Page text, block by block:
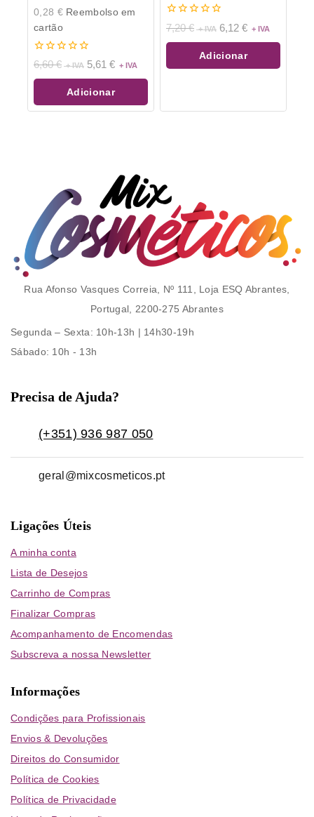
0,28 €Reembolso em
cartão
0
de
5
6,60€ 5,61 €
Adicionar
0
de
5
7,20€ 6,12 €
Adicionar
Rua Afonso Vasques Correia, Nº 111, Loja ESQ Abrantes,
Portugal, 2200-275 Abrantes
Segunda – Sexta: 10h-13h | 14h30-19h
Sábado: 10h - 13h
Precisa de Ajuda?
(+351) 936 987 050
geral@mixcosmeticos.pt
Ligações Úteis
A minha conta
Lista de Desejos
Carrinho de Compras
Finalizar Compras
Acompanhamento de Encomendas
Subscreva a nossa Newsletter
Informações
Condições para Profissionais
Envios & Devoluções
Direitos do Consumidor
Política de Cookies
Política de Privacidade